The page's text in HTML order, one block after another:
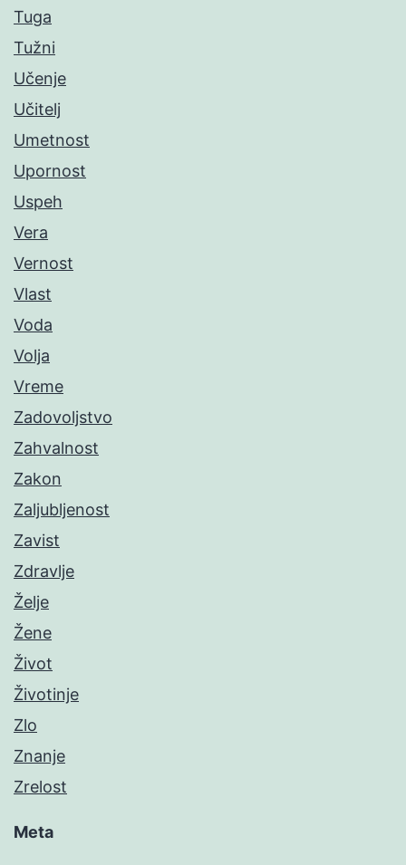
Tuga
Tužni
Učenje
Učitelj
Umetnost
Upornost
Uspeh
Vera
Vernost
Vlast
Voda
Volja
Vreme
Zadovoljstvo
Zahvalnost
Zakon
Zaljubljenost
Zavist
Zdravlje
Želje
Žene
Život
Životinje
Zlo
Znanje
Zrelost
Meta